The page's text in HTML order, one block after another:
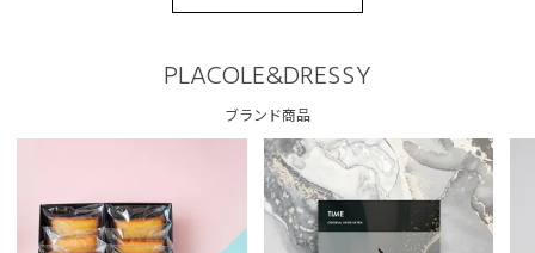
PLACOLE&DRESSY
ブランド商品